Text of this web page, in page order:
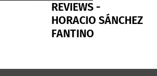
REVIEWS -
HORACIO SÁNCHEZ
FANTINO